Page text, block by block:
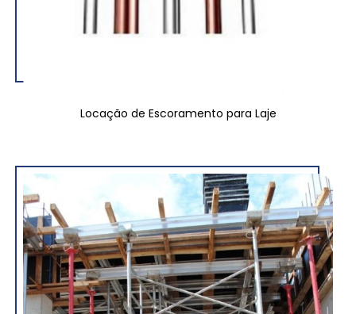
Locação de Escoramento para Laje